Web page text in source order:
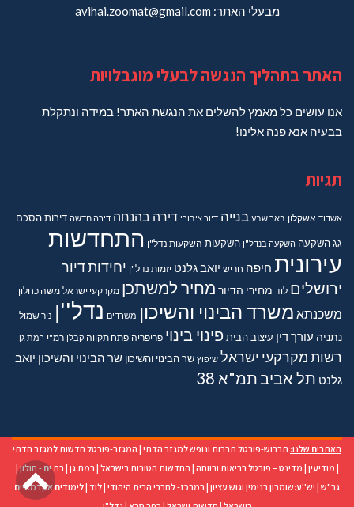
מבעלי האתר: avihai.zoomat@gmail.com
האתר בתהליך הנגשה לבעלי מוגבלויות
אנו עושים כל מאמץ להשלים את הנגשת האתר! במידה ונתקלת
בבעיה אנא פנה אלינו!
תגיות
אשדוד אשקלון באר שבע בנייה דיור ציבורי דירה בהנחה דירה חדשה דירותהסכם
גגהשקעה השקעה בנדל"ן השקעות השקעות נדל"ן התחדשות
עירונית חיפה חריש יואב גלנט יזמות נדל"ן יחידות דיור
ירושלים לוד מחירי הדיור מחיר למשתכן מקרקעי ישראל משה כחלון
משכנתא משרד הבינוי והשיכון משרדים נדל''ן ניר שמול
נתניה עורך דין עיצוב הבית פינוי בינוי פריפריה פתח תקווה קבלן רמ"י רמת גן
רשות מקרקעי ישראל שיפוץ שר הבינוי והשיכון שר הבינוי והשיכון יואב
גלנט תל אביבתמ"א 38
האתרים שלנו: תרבוש-פורטל תרבות ונופש למגזר הדתי | המגזר-פורטל חדשות למגזר הדתי
| מודיעין | מדינט – פורטל בריאות ורווחה | החדשות הטובות בישראל | רמת גן |בת ים - חולון|
גב"ש | יש''ע:שומרון בנימין וגוש עציון |במרכז- לחברי הבית היהודי |לוד |לימודים אקדמאיים